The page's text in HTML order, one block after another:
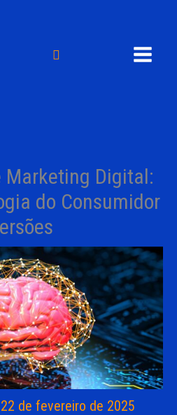
Pesquisar
Marketing Digital:
do Consumidor
22 de fevereiro de 2025